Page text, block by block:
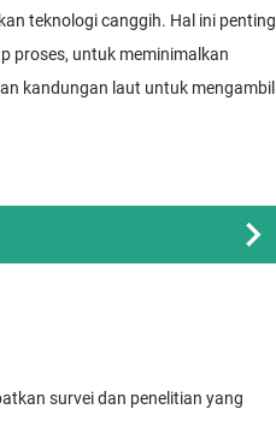
teknologi canggih. Hal ini penting
proses, untuk meminimalkan
kandungan laut untuk mengambil
survei dan penelitian yang